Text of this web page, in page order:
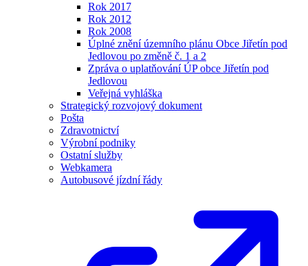
Rok 2017
Rok 2012
Rok 2008
Úplné znění územního plánu Obce Jiřetín pod
Jedlovou po změně č. 1 a 2
Zpráva o uplatňování ÚP obce Jiřetín pod
Jedlovou
Veřejná vyhláška
Strategický rozvojový dokument
Pošta
Zdravotnictví
Výrobní podniky
Ostatní služby
Webkamera
Autobusové jízdní řády